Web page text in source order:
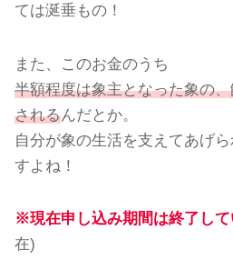
ては涎垂もの！
また、このお金のうち
半額程度は象主となった象の
されるんだとか。
自分が象の生活を支えてあげ
すよね！
※現在申し込み期間は終了して
在)